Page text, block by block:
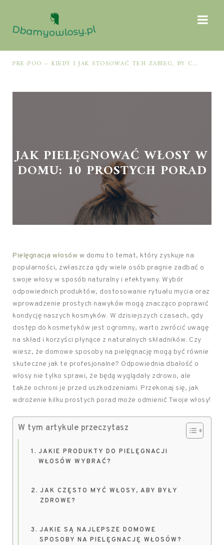
PRE-POO – KIEDY I JAK STOSOWAĆ TEN ZABIEG, BY CHRONIĆ I NAWILŻAĆ WŁOSY PRZED MYCIEM SZAMPONEM
JAK PIELĘGNOWAĆ WŁOSY W
DOMU: 10 PROSTYCH PORAD
Pielęgnacja włosów w domu to temat, który zyskuje na
popularności, zwłaszcza gdy wiele osób pragnie zadbać o
swoje włosy w sposób naturalny i efektywny. Wybór
odpowiednich produktów, dostosowanie rytuału mycia oraz
wprowadzenie prostych nawyków mogą znacząco poprawić
kondycję naszych kosmyków. W dzisiejszych czasach, gdy
dostęp do kosmetyków jest ogromny, warto zwrócić uwagę
na skład i korzyści płynące z naturalnych składników. Czy
wiesz, że domowe sposoby na pielęgnację mogą być równie
skuteczne jak te profesjonalne? Odpowiednia dbałość o
włosy nie tylko sprawi, że będą wyglądały zdrowo, ale
także ochroni je przed uszkodzeniami. Przekonaj się, jak
wdrożenie kilku prostych porad może odmienić Twoje włosy!
W tym artykule przeczytasz
JAKIE PRODUKTY DO PIELĘGNACJI
WŁOSÓW WYBRAĆ?
JAK CZĘSTO MYĆ WŁOSY, ABY BYŁY
ZDROWE?
JAKIE SĄ NAJLEPSZE DOMOWE
SPOSOBY NA PIELĘGNACJĘ WŁOSÓW?